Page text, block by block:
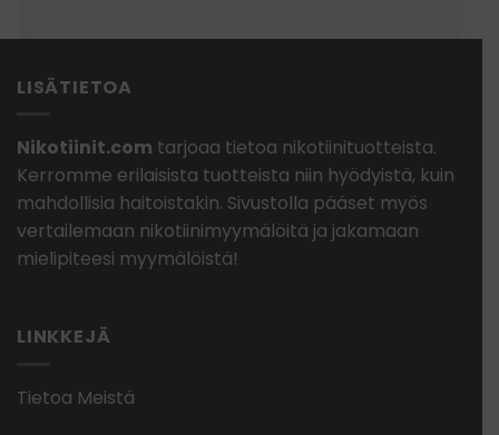
LISÄTIETOA
Nikotiinit.com tarjoaa tietoa nikotiinituotteista.
Kerromme erilaisista tuotteista niin hyödyistä, kuin
mahdollisia haitoistakin. Sivustolla pääset myös
vertailemaan nikotiinimyymälöitä ja jakamaan
mielipiteesi myymälöistä!
LINKKEJÄ
Tietoa Meistä